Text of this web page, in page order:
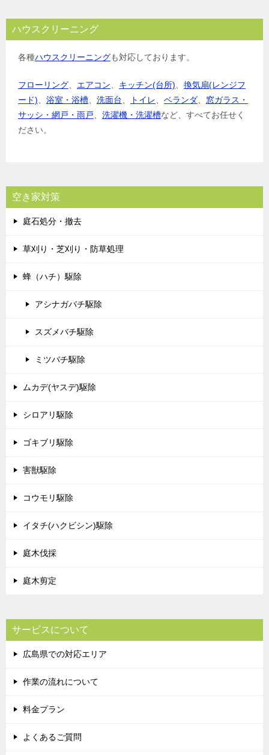
ハウスクリーニング
各種ハウスクリーニングも対応しております。
フローリング エアコン キッチン(台所)
換気扇(レンジフ
ード)
浴室・浴槽 洗面台 トイレ ベランダ
窓ガラス・
サッシ・網戸・雨戸
洗濯機・洗濯槽など、すべてお任せく
ださい。
空き家対策
庭石処分・撤去
草刈り・芝刈り・防草処理
蜂（ハチ）駆除
アシナガバチ駆除
スズメバチ駆除
ミツバチ駆除
ムカデ(ヤスデ)駆除
シロアリ駆除
ゴキブリ駆除
害獣駆除
コウモリ駆除
イタチ(ハクビシン)駆除
庭木伐採
庭木剪定
サービスについて
広島県での対応エリア
作業の流れについて
料金プラン
よくあるご質問